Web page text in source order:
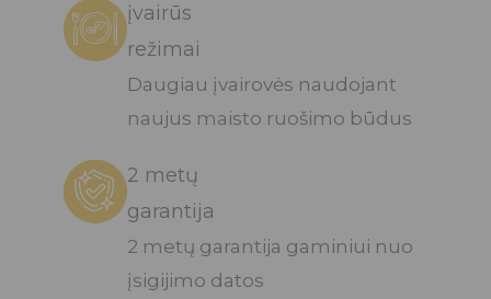
įvairūs
režimai
Daugiau įvairovės naudojant
naujus maisto ruošimo būdus
2 metų
garantija
2 metų garantija gaminiui nuo
įsigijimo datos